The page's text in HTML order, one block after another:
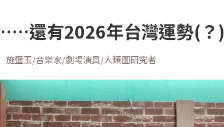
還有2026年台灣運勢(？)
施璧玉/音樂家/劇場演員/人類圖研究者